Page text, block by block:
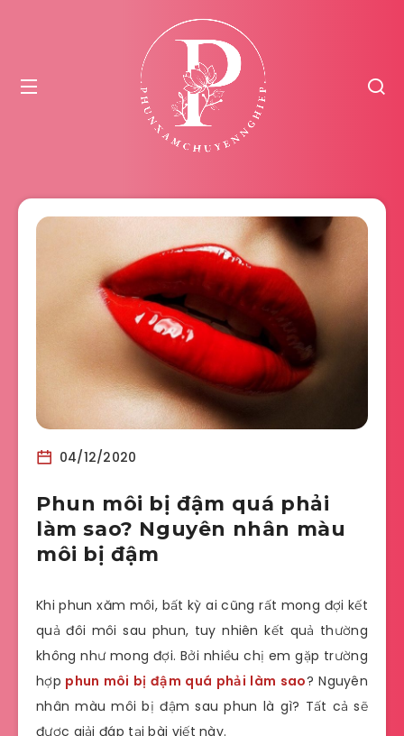
04/12/2020
Phun môi bị đậm quá phải
làm sao? Nguyên nhân màu
môi bị đậm
Khi phun xăm môi, bất kỳ ai cũng rất mong đợi kết
quả đôi môi sau phun, tuy nhiên kết quả thường
không như mong đợi. Bởi nhiều chị em gặp trường
hợp phun môi bị đậm quá phải làm sao? Nguyên
nhân màu môi bị đậm sau phun là gì? Tất cả sẽ
được giải đáp tại bài viết này.